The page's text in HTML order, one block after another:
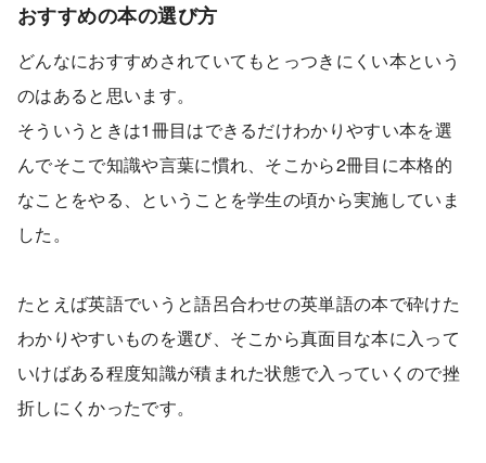
おすすめの本の選び方
どんなにおすすめされていてもとっつきにくい本という
のはあると思います。
そういうときは1冊目はできるだけわかりやすい本を選
んでそこで知識や言葉に慣れ、そこから2冊目に本格的
なことをやる、ということを学生の頃から実施していま
した。
たとえば英語でいうと語呂合わせの英単語の本で砕けた
わかりやすいものを選び、そこから真面目な本に入って
いけばある程度知識が積まれた状態で入っていくので挫
折しにくかったです。